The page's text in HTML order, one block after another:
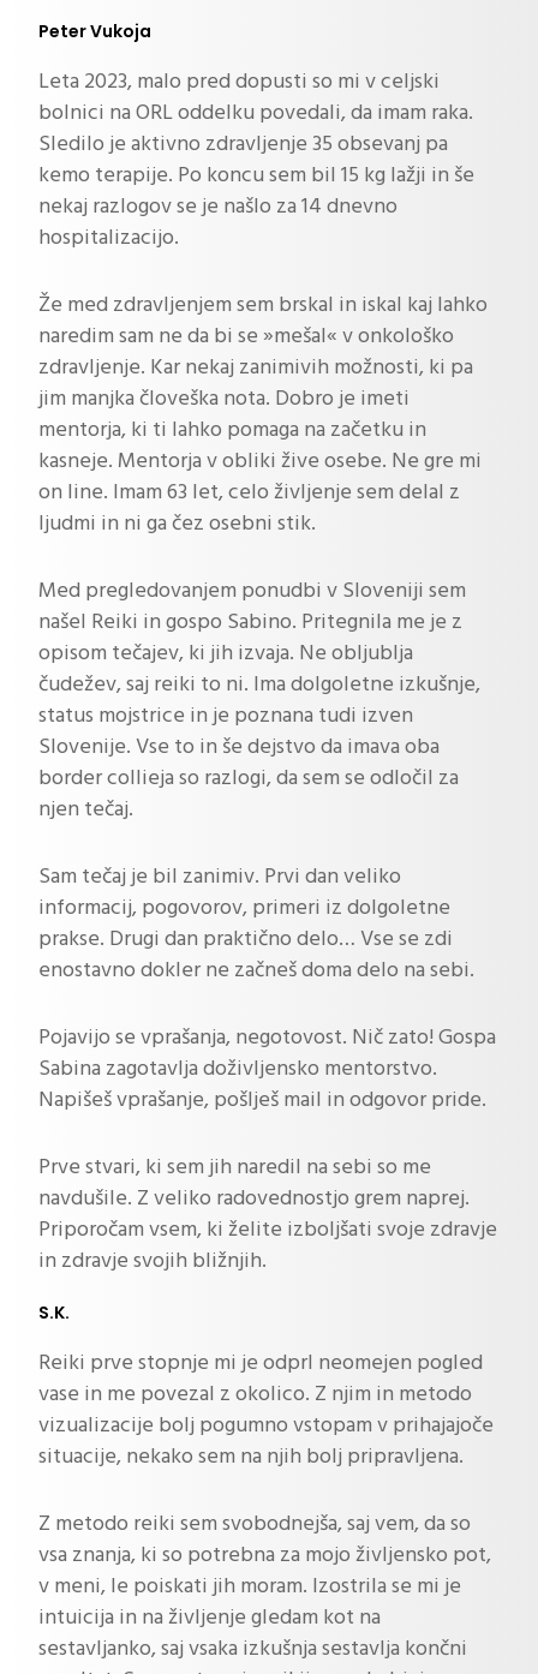
Peter Vukoja
Leta 2023, malo pred dopusti so mi v celjski
bolnici na ORL oddelku povedali, da imam raka.
Sledilo je aktivno zdravljenje 35 obsevanj pa
kemo terapije. Po koncu sem bil 15 kg lažji in še
nekaj razlogov se je našlo za 14 dnevno
hospitalizacijo.
Že med zdravljenjem sem brskal in iskal kaj lahko
naredim sam ne da bi se »mešal« v onkološko
zdravljenje. Kar nekaj zanimivih možnosti, ki pa
jim manjka človeška nota. Dobro je imeti
mentorja, ki ti lahko pomaga na začetku in
kasneje. Mentorja v obliki žive osebe. Ne gre mi
on line. Imam 63 let, celo življenje sem delal z
ljudmi in ni ga čez osebni stik.
Med pregledovanjem ponudbi v Sloveniji sem
našel Reiki in gospo Sabino. Pritegnila me je z
opisom tečajev, ki jih izvaja. Ne obljublja
čudežev, saj reiki to ni. Ima dolgoletne izkušnje,
status mojstrice in je poznana tudi izven
Slovenije. Vse to in še dejstvo da imava oba
border collieja so razlogi, da sem se odločil za
njen tečaj.
Sam tečaj je bil zanimiv. Prvi dan veliko
informacij, pogovorov, primeri iz dolgoletne
prakse. Drugi dan praktično delo… Vse se zdi
enostavno dokler ne začneš doma delo na sebi.
Pojavijo se vprašanja, negotovost. Nič zato! Gospa
Sabina zagotavlja doživljensko mentorstvo.
Napišeš vprašanje, pošlješ mail in odgovor pride.
Prve stvari, ki sem jih naredil na sebi so me
navdušile. Z veliko radovednostjo grem naprej.
Priporočam vsem, ki želite izboljšati svoje zdravje
in zdravje svojih bližnjih.
S.K.
Reiki prve stopnje mi je odprl neomejen pogled
vase in me povezal z okolico. Z njim in metodo
vizualizacije bolj pogumno vstopam v prihajajoče
situacije, nekako sem na njih bolj pripravljena.
Z metodo reiki sem svobodnejša, saj vem, da so
vsa znanja, ki so potrebna za mojo življensko pot,
v meni, le poiskati jih moram. Izostrila se mi je
intuicija in na življenje gledam kot na
sestavljanko, saj vsaka izkušnja sestavlja končni